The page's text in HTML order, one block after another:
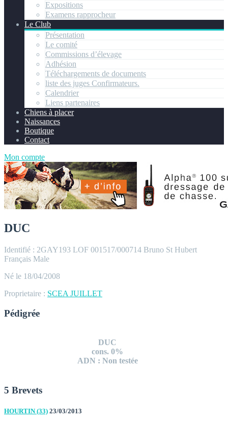
Expositions
Examens rapprocheur
Le Club
Présentation
Le comité
Commissions d’élevage
Adhésion
Téléchargements de documents
liste des juges Confirmateurs.
Calendrier
Liens partenaires
Chiens à placer
Naissances
Boutique
Contact
Mon compte
DUC
Identifié : 2GAY193 LOF 001517/000714 Bruno St Hubert
Français Male
Né le 18/04/2008
Proprietaire : SCEA JUILLET
Pédigrée
DUC
cons. 0%
ADN : Non testée
5 Brevets
HOURTIN (33) 23/03/2013